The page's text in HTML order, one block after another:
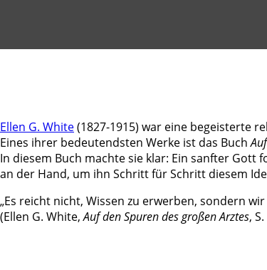
Ellen G. White(1827-1915) war eine begeisterte
Eines ihrer bedeutendsten Werke ist das Buch
In diesem Buch machte sie klar: Ein sanfter Gott
an der Hand, um ihn Schritt für Schritt diesem
„Es reicht nicht, Wissen zu erwerben, sondern
(Ellen G. White,Auf den Spuren des großen Arztes,